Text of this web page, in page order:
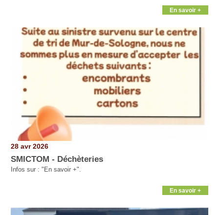
En savoir +
28 avr 2026
SMICTOM - Déchèteries
Infos sur : "En savoir +".
En savoir +